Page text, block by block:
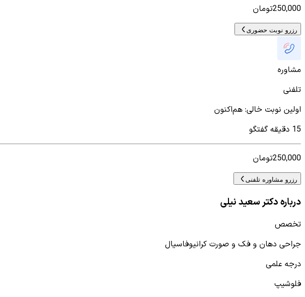
250,000تومان
رزرو نوبت حضوری
مشاوره
تلفنی
اولین نوبت خالی: هم‌اکنون
15 دقیقه گفتگو
250,000تومان
رزرو مشاوره تلفنی
درباره دکتر سعید نیلی
تخصص
جراحی دهان و فک و صورت کرانیوفاسیال
درجه علمی
فلوشیپ